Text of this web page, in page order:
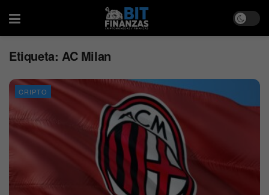
Etiqueta: AC Milan
CRIPTO